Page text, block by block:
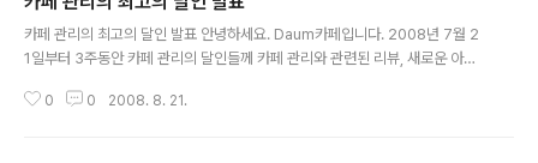
카페 관리의 최고의 달인 발표 안녕하세요. Daum카페입니다. 2008년 7월 2
1일부터 3주동안 카페 관리의 달인들께 카페 관리와 관련된 리뷰, 새로운 아이
의 달인 분들께 진심으로 감사드립니다. 미션 3개 이상 완료하신 분과 미..
0 0 2008. 8. 21.